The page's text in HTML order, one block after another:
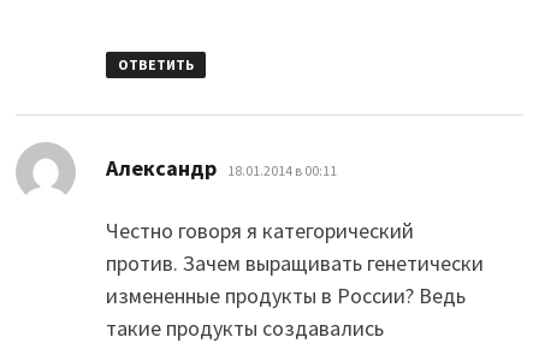
ОТВЕТИТЬ
Александр: 18.01.2014 в 00:11
Честно говоря я категорический
против. Зачем выращивать генетически
измененные продукты в России? Ведь
такие продукты создавались